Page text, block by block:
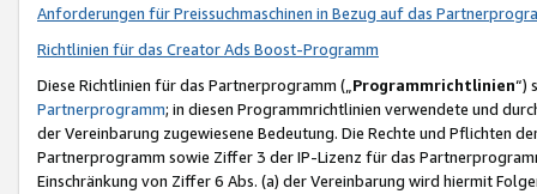
Anforderungen für Preissuchmaschinen in Bezug auf das
Richtlinien für das Creator Ads Boost-Programm
Diese Richtlinien für das Partnerprogramm („Programmrichtlinien“)
Partnerprogramm; in diesen Programmrichtlinien verwendete und
der Vereinbarung zugewiesene Bedeutung. Die Rechte und Pflichten
Partnerprogramm sowie Ziffer 3 der IP-Lizenz für das
Einschränkung von Ziffer 6 Abs. (a) der Vereinbarung wird hiermit